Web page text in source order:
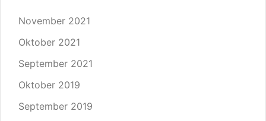
November 2021
Oktober 2021
September 2021
Oktober 2019
September 2019